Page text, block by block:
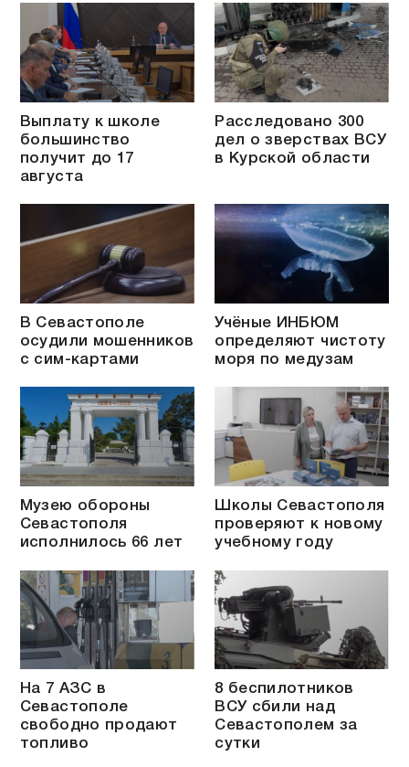
Выплату к школе
большинство
получит до 17
августа
Расследовано 300
дел о зверствах ВСУ
в Курской области
В Севастополе
осудили мошенников
с сим-картами
Учёные ИНБЮМ
определяют чистоту
моря по медузам
Музею обороны
Севастополя
исполнилось 66 лет
Школы Севастополя
проверяют к новому
учебному году
На 7 АЗС в
Севастополе
свободно продают
топливо
8 беспилотников
ВСУ сбили над
Севастополем за
сутки